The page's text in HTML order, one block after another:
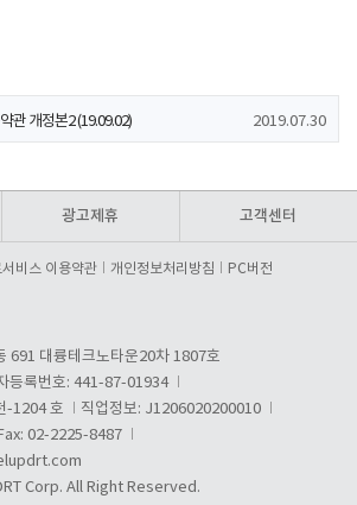
개정본1 (19.09.02)
관 개정본2 (19.09.02) 2019.07.30
광고제휴 고객센터
서비스 이용약관 개인정보처리방침 PC버전
691 대륭테크노타운20차 1807호
등록번호: 441-87-01934
-1204 호
직업정보: J1206020200010
02-2225-8487
Corp. All Right Reserved.